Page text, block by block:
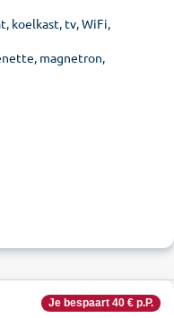
koelkast, tv, WiFi,
magnetron,
Je bespaart 40 € p.P.